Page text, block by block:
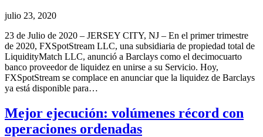
julio 23, 2020
23 de Julio de 2020 – JERSEY CITY, NJ – En el primer trimestre
de 2020, FXSpotStream LLC, una subsidiaria de propiedad total de
LiquidityMatch LLC, anunció a Barclays como el decimocuarto
banco proveedor de liquidez en unirse a su Servicio. Hoy,
FXSpotStream se complace en anunciar que la liquidez de Barclays
ya está disponible para…
Mejor ejecución: volúmenes récord con
operaciones ordenadas